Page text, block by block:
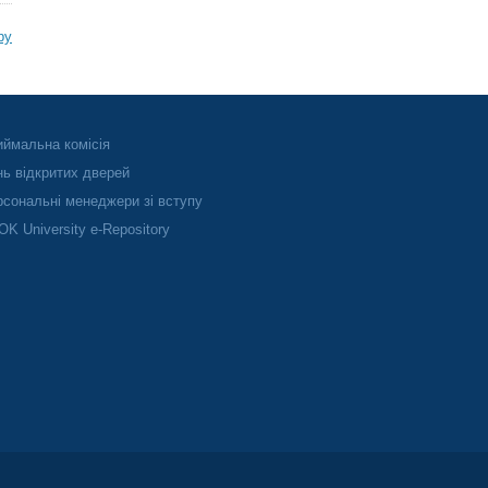
комісія
відкритих дверей
менеджери зі вступу
University e-Repository